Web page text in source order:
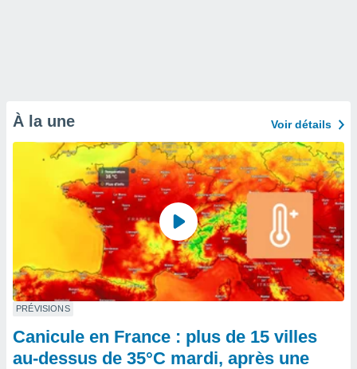
À la une Voir détails
PRÉVISIONS
Canicule en France : plus de 15 villes
au-dessus de 35°C mardi, après une